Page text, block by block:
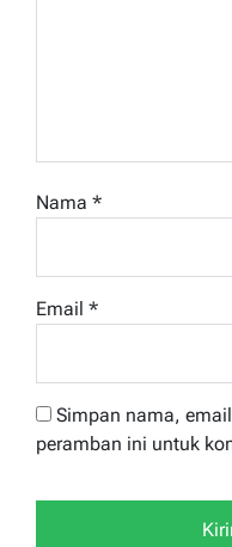
Nama *
Email *
Simpan nama,
peramban ini untuk